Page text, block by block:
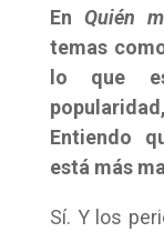
En Quién
temas
lo que
Entiendo
está más
Sí. Y los